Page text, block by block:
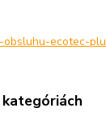
obsluhu-ecotec-